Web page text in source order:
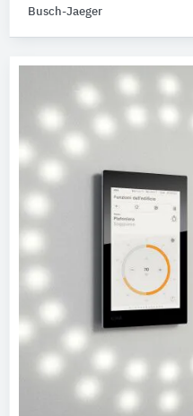
Busch-Jaeger